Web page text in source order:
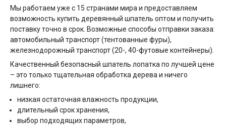
Мы работаем уже с 15 странами мира и предоставляем
возможность купить деревянный шпатель оптом и получить
поставку точно в срок. Возможные способы отправки заказа:
автомобильный транспорт (тентованные фуры),
железнодорожный транспорт (20-, 40-футовые контейнеры).
Качественный безопасный шпатель лопатка по лучшей цене
– это только тщательная обработка дерева и ничего
лишнего:
низкая остаточная влажность продукции,
длительный срок хранения,
выбор подходящих параметров,